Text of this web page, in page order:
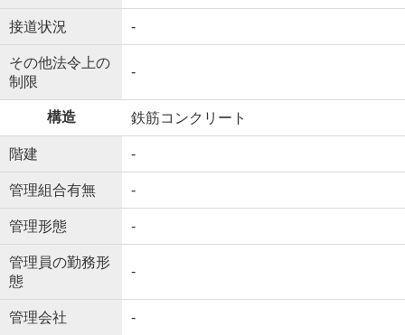
接道状況 -
その他法令上の
制限
-
構造 鉄筋コンクリート
階建 -
管理組合有無 -
管理形態 -
管理員の勤務形
態
-
管理会社 -